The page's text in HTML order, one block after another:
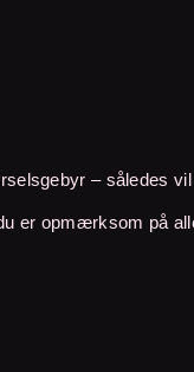
– således
er opmærksom på